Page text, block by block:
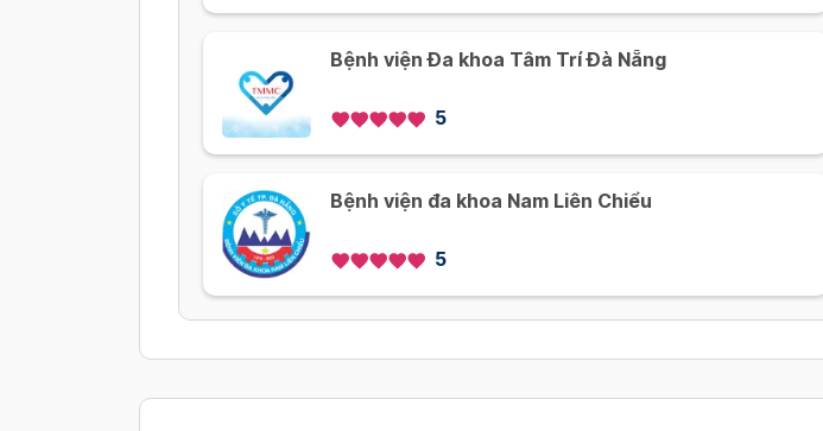
Bệnh viện Đa khoa Tâm Trí Đà Nẵng
5
Bệnh viện đa khoa Nam Liên Chiểu
5